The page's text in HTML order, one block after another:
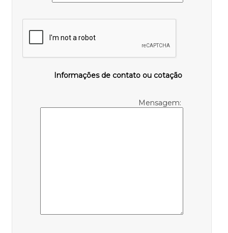
Informações de contato ou cotação
Mensagem: